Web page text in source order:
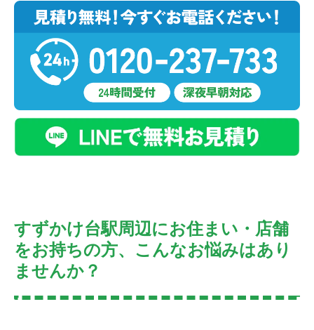
すずかけ台駅周辺にお住まい・店舗
をお持ちの方、こんなお悩みはあり
ませんか？